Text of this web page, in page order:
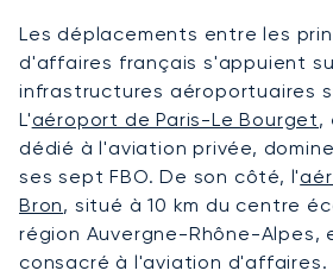
Les déplacements entre les
d'affaires français s'appuient
infrastructures aéroportuaires
L'aéroport de Paris-Le Bourget,
dédié à l'aviation privée,
ses sept FBO. De son côté, l'
Bron, situé à 10 km du centre
région Auvergne-Rhône-Alpes,
consacré à l'aviation